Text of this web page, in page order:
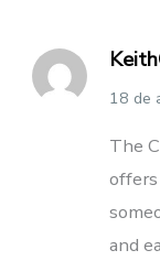
18 de
The
and